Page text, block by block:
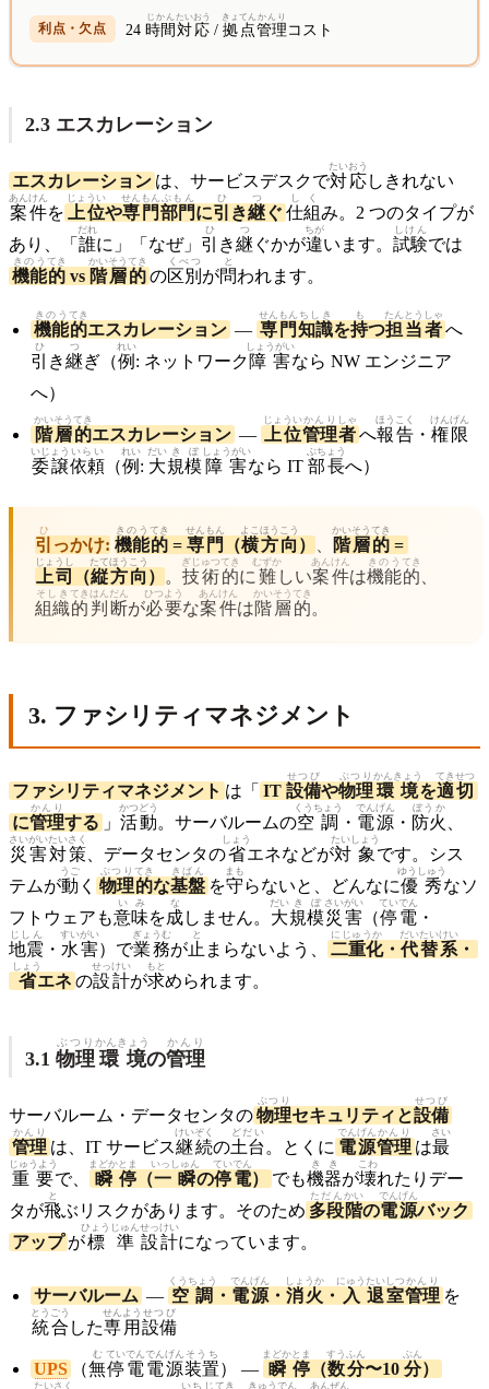
24 時間
じかん
対応
たいおう
/拠点
きょてん
管理
かんり
コスト
2.3 エスカレーション
エスカレーション は、サービスデスクで対応
たいおう
しきれない
案件
あんけん
を 上位
じょうい
や専門
せんもん
部門
ぶもん
に引
ひ
き継
つ
ぐ 仕組
しく
み。2 つのタイプが
あり、「 誰
だれ
に」「なぜ」 引
ひ
き継
つ
ぐかが違
ちが
います。 試験
しけん
では
機能
きのう
的
てき
vs 階層
かいそう
的
てき
の区別
くべつ
が問
と
われます。
機能
きのう
的
てき
エスカレーション — 専門
せんもん
知識
ちしき
を持
も
つ担当
たんとう
者
しゃ
へ
引
ひ
き継
つ
ぎ（例
れい
: ネットワーク障害
しょうがい
なら NW エンジニア
へ）
階層
かいそう
的
てき
エスカレーション — 上位
じょうい
管理
かんり
者
しゃ
へ報告
ほうこく
・ 権限
けんげん
委譲
いじょう
依頼
いらい
（例
れい
: 大
だい
規模
きぼ
障害
しょうがい
なら IT 部長
ぶちょう
へ）
引
ひ
っかけ: 機能
きのう
的
てき
= 専門
せんもん
（横
よこ
方向
ほうこう
） 階層
かいそう
的
てき
=
上司
じょうし
（縦
たて
方向
ほうこう
） 。 技術
ぎじゅつ
的
てき
に 難
むずか
しい案件
あんけん
は機能
きのう
的
てき
組織
そしき
的
てき
判断
はんだん
が必要
ひつよう
な案件
あんけん
は階層
かいそう
的
てき
。
3. ファシリティマネジメント
ファシリティマネジメント は「 IT 設備
せつび
や物理
ぶつり
環境
かんきょう
を適切
てきせつ
に管理
かんり
する 」 活動
かつどう
。サーバルームの空調
くうちょう
・ 電源
でんげん
・ 防火
ぼうか
災害
さいがい
対策
たいさく
、データセンタの省
しょう
エネなどが対象
たいしょう
です。シス
テムが動
うご
く 物理
ぶつり
的
てき
な基盤
きばん
を守
まも
らないと、どんなに優秀
ゆうしゅう
なソ
フトウェアも意味
いみ
を成
な
しません。 大
だい
規模
きぼ
災害
さいがい
（停電
ていでん
・
地震
じしん
・ 水害
すいがい
）で業務
ぎょうむ
が止
と
まらないよう、 二重化
にじゅうか
・ 代替
だいたい
系
けい
・
省
しょう
エネ の設計
せっけい
が求
もと
められます。
3.1 物理
ぶつり
環境
かんきょう
の管理
かんり
サーバルーム・データセンタの物理
ぶつり
セキュリティと設備
せつび
管理
かんり
は、IT サービス継続
けいぞく
の土台
どだい
。とくに 電源
でんげん
管理
かんり
は最
さい
重要
じゅうよう
で、 瞬
まどか
停
とま
（一瞬
いっしゅん
の停電
ていでん
） でも機器
きき
が壊
こわ
れたりデー
タが飛
と
ぶリスクがあります。そのため 多段
ただん
階
かい
の電源
でんげん
バック
アップ が標準
ひょうじゅん
設計
せっけい
になっています。
サーバルーム — 空調
くうちょう
・ 電源
でんげん
・ 消火
しょうか
・ 入
にゅう
退室
たいしつ
管理
かんり
を
統合
とうごう
した専用
せんよう
設備
せつび
UPS （無
む
停電
ていでん
電源
でんげん
装置
そうち
） — 瞬
まどか
停
とま
（数
すう
分
ふん
〜10 分
ぶん
）
たいさく いちじ てき きゅうでん あんぜん